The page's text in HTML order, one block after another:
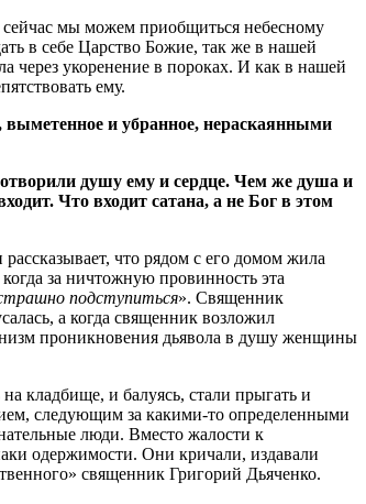
сейчас мы можем приобщиться небесному
в себе Царство Божие, так же в нашей
через укоренение в пороках. И как в нашей
ему.
выметенное и убранное, нераскаянными
душу ему и сердце. Чем же душа и
Что входит сатана, а не Бог в этом
что рядом с его домом жила
за ничтожную провинность эта
подступиться». Священник
а когда священник возложил
проникновения дьявола в душу женщины
кладбище, и балуясь, стали прыгать и
следующим за какими-то определенными
люди. Вместо жалости к
одержимости. Они кричали, издавали
священник Григорий Дьяченко.